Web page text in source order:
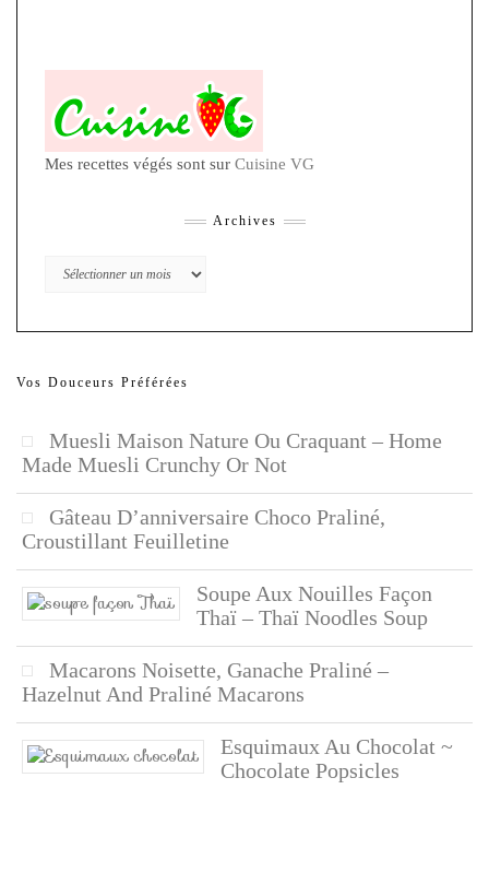
Mes recettes végés sont sur Cuisine VG
Archives
Archives
Vos Douceurs Préférées
Muesli Maison Nature Ou Craquant – Home
Made Muesli Crunchy Or Not
Gâteau D’anniversaire Choco Praliné,
Croustillant Feuilletine
Soupe Aux Nouilles Façon
Thaï – Thaï Noodles Soup
Macarons Noisette, Ganache Praliné –
Hazelnut And Praliné Macarons
Esquimaux Au Chocolat ~
Chocolate Popsicles